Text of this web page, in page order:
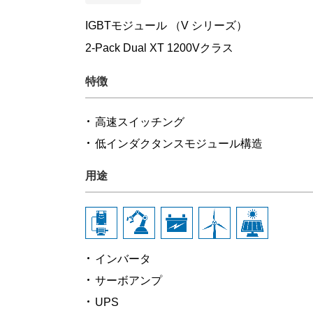
IGBTモジュール （V シリーズ）
2-Pack Dual XT 1200Vクラス
特徴
高速スイッチング
低インダクタンスモジュール構造
用途
インバータ
サーボアンプ
UPS